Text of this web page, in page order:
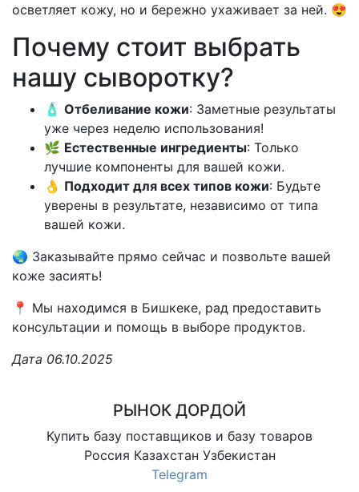
осветляет кожу, но и бережно ухаживает за ней. 😍
Почему стоит выбрать
нашу сыворотку?
🧴 Отбеливание кожи: Заметные результаты
уже через неделю использования!
🌿 Естественные ингредиенты: Только
лучшие компоненты для вашей кожи.
👌 Подходит для всех типов кожи: Будьте
уверены в результате, независимо от типа
вашей кожи.
🌏 Заказывайте прямо сейчас и позвольте вашей
коже засиять!
📍 Мы находимся в Бишкеке, рад предоставить
консультации и помощь в выборе продуктов.
Дата 06.10.2025
РЫНОК ДОРДОЙ
Купить базу поставщиков и базу товаров
Россия Казахстан Узбекистан
Telegram